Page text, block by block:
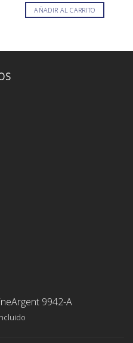
era:
2.250,00€.
es:
AÑADIR AL CARRITO
9942-A